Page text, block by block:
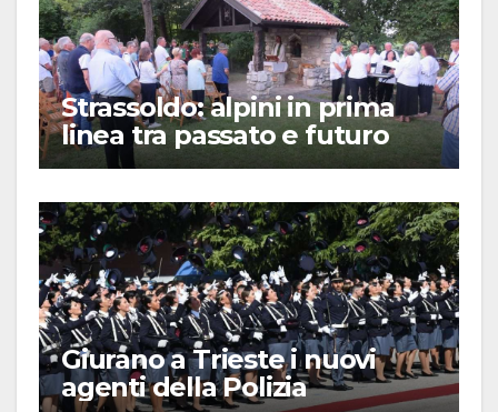
Strassoldo: alpini in prima
linea tra passato e futuro
Giurano a Trieste i nuovi
agenti della Polizia